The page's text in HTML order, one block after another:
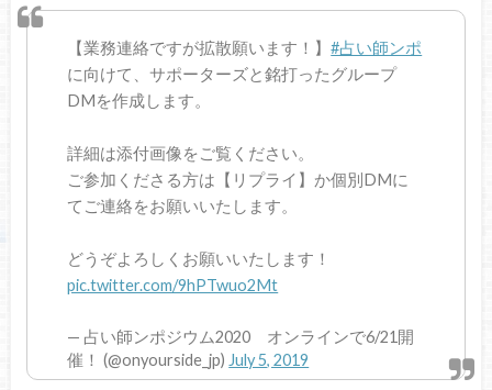
【業務連絡ですが拡散願います！】#占い師ンポ
に向けて、サポーターズと銘打ったグループ
DMを作成します。
詳細は添付画像をご覧ください。
ご参加くださる方は【リプライ】か個別DMに
てご連絡をお願いいたします。
どうぞよろしくお願いいたします！
pic.twitter.com/9hPTwuo2Mt
— 占い師ンポジウム2020 オンラインで6/21開
催！ (@onyourside_jp) July 5, 2019